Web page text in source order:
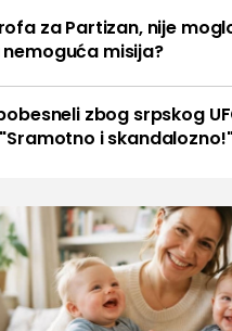
za Partizan, nije
nemoguća misija?
zbog srpskog
i skandalozno!"